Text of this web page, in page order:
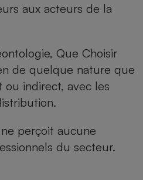
aux acteurs de la
Que Choisir
de quelque nature que
indirect, avec les
perçoit aucune
du secteur.